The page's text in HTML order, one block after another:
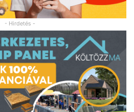
- Hirdetés -